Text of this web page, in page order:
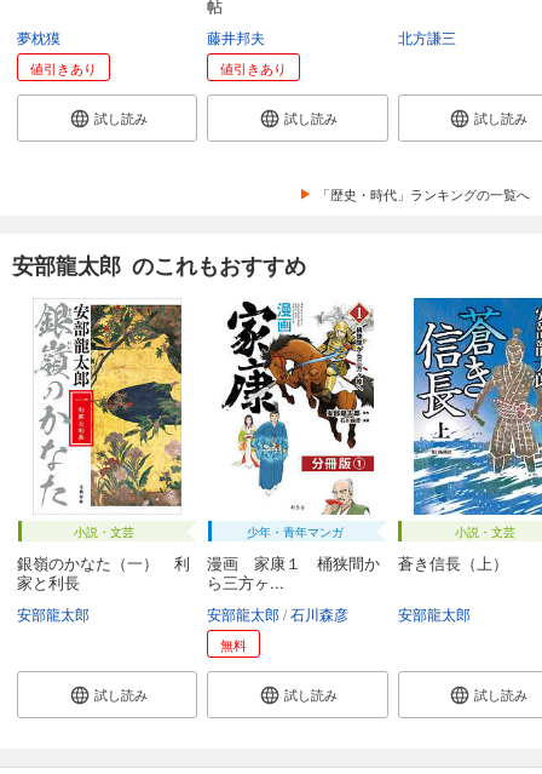
夢枕獏
値引きあり
試し読み
帖
藤井邦夫
値引きあり
試し読み
北方謙三
試し読み
「歴史・時代」ランキングの一覧へ
安部龍太郎 のこれもおすすめ
小説・文芸
銀嶺のかなた（一） 利
家と利長
安部龍太郎
試し読み
少年・青年マンガ
漫画 家康１ 桶狭間か
ら三方ヶ...
安部龍太郎 石川森彦
無料
試し読み
小説・文芸
蒼き信長（上）
安部龍太郎
試し読み